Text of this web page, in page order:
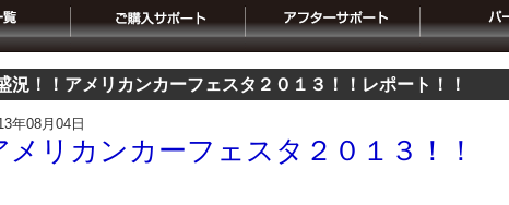
況！！アメリカンカーフェスタ２０１３！！レポート！！
年08月04日
メリカンカーフェスタ２０１３！！